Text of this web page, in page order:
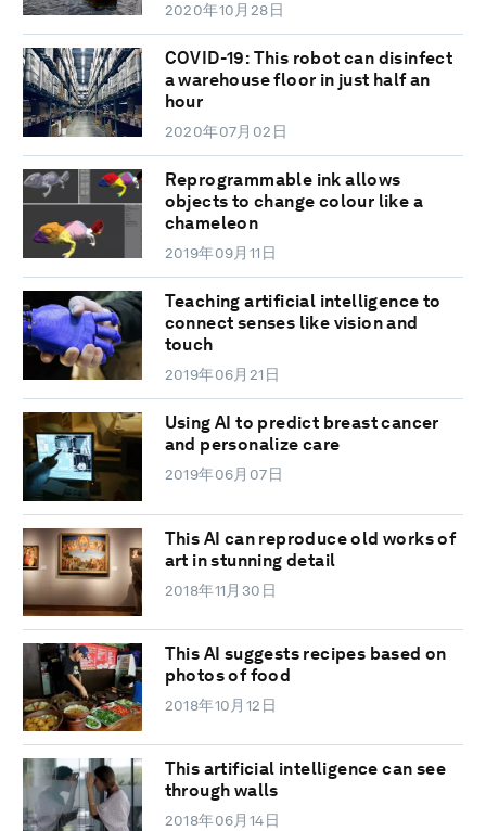
2020年10月28日
COVID-19: This robot can disinfect
a warehouse floor in just half an
hour
2020年07月02日
Reprogrammable ink allows
objects to change colour like a
chameleon
2019年09月11日
Teaching artificial intelligence to
connect senses like vision and
touch
2019年06月21日
Using AI to predict breast cancer
and personalize care
2019年06月07日
This AI can reproduce old works of
art in stunning detail
2018年11月30日
This AI suggests recipes based on
photos of food
2018年10月12日
This artificial intelligence can see
through walls
2018年06月14日